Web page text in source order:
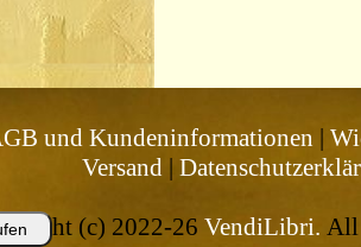
und Kundeninformationen |
Versand|
(c) 2022-26 VendiLibri. All